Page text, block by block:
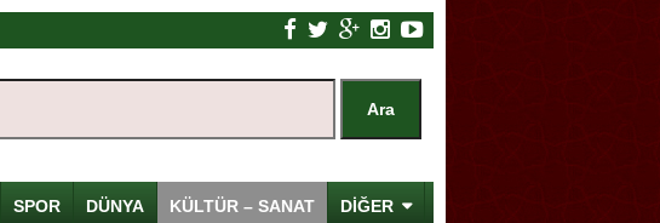
SPOR DÜNYA KÜLTÜR – SANAT DİĞER